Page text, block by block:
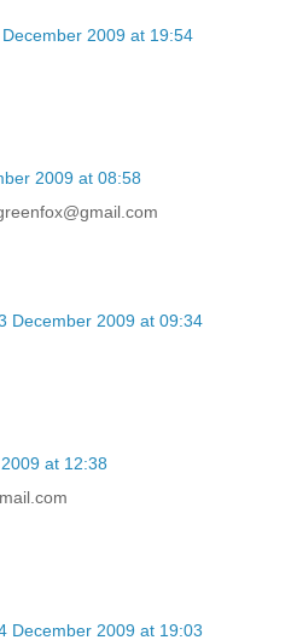
2009 at 19:54
2009 at 08:58
December 2009 at 09:34
at 12:38
December 2009 at 19:03